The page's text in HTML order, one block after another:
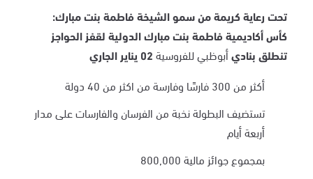
تحت رعاية كريمة من سمو الشيخة فاطمة بنت مبارك:
كأس أكاديمية فاطمة بنت مبارك الدولية لقفز الحواجز
تنطلق بناديأبوظبي للفروسية02 يناير الجاري
أكثر من 300 فارسًا وفارسة من اكثر من 40 دولة
تستضيف البطولة نخبة من الفرسان والفارسات على مدار
أربعة أيام
بمجموع جوائز مالية 800,000